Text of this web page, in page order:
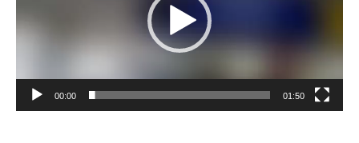
00:00 01:50